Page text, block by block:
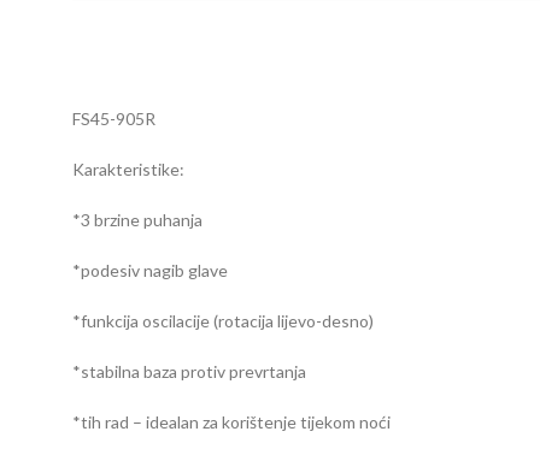
FS45-905R
Karakteristike:
*3 brzine puhanja
*podesiv nagib glave
*funkcija oscilacije (rotacija lijevo-desno)
*stabilna baza protiv prevrtanja
*tih rad – idealan za korištenje tijekom noći